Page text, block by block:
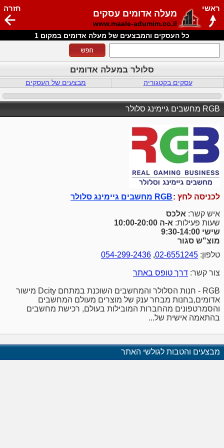
מעלה אדומים עסקים
www.maale-adumim.co.il
חזרה ראשי
כל העסקים והמבצעים של מעלה אדומים במקום 1
סלולר במעלה אדומים
עסקים בקטגוריה מבצעים של העסקים
RGB מחשבים גיימינג סלולר
לכניסה לחץ :RGB מחשבים גיימינג סלולר
איש קשר: אלכס
שעות פעילות: א-ה 10:00-20:00
שישי 9:30-14:00
מוצ"ש סגור
טלפון: 02-6551245
,
054-299-2436
צור קשר: דרך טופס באתר
RGB - חנות הסלולר והמחשבים השוכנת במתחם Dcity מישור
אדומים,בחנות מבחר ענק של מוצרים מעולם המחשבים
והסמרטפונים מהחברות המובילות בעולם, רכישת מחשבים
בהתאמה אישית של...
מבצעים והטבות לגולשי האתר